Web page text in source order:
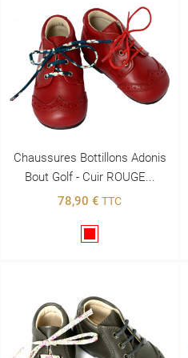
Chaussures Bottillons Adonis
Bout Golf - Cuir ROUGE...
78,90 € TTC